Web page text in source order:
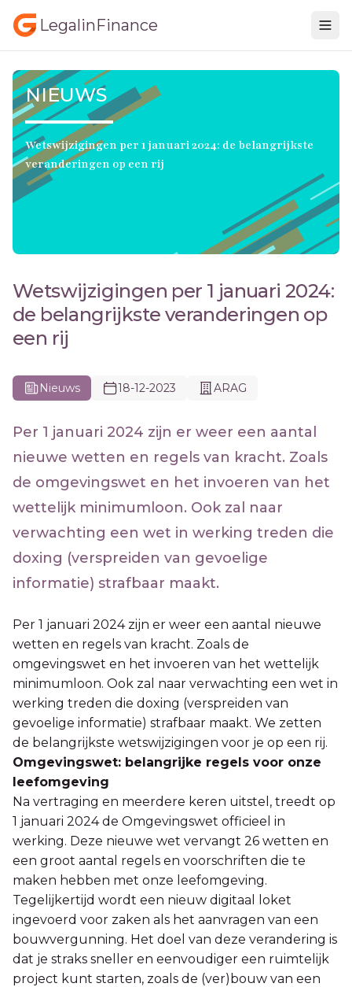
LegalinFinance
NIEUWS
Wetswijzigingen per 1 januari 2024: de belangrijkste
veranderingen op een rij
Wetswijzigingen per 1 januari 2024:
de belangrijkste veranderingen op
een rij
Nieuws 18-12-2023 ARAG
Per 1 januari 2024 zijn er weer een aantal
nieuwe wetten en regels van kracht. Zoals
de omgevingswet en het invoeren van het
wettelijk minimumloon. Ook zal naar
verwachting een wet in werking treden die
doxing (verspreiden van gevoelige
informatie) strafbaar maakt.
Per 1 januari 2024 zijn er weer een aantal nieuwe
wetten en regels van kracht. Zoals de
omgevingswet en het invoeren van het wettelijk
minimumloon. Ook zal naar verwachting een wet in
werking treden die doxing (verspreiden van
gevoelige informatie) strafbaar maakt. We zetten
de belangrijkste wetswijzigingen voor je op een rij.
Omgevingswet: belangrijke regels voor onze
leefomgeving
Na vertraging en meerdere keren uitstel, treedt op
1 januari 2024 de Omgevingswet officieel in
werking. Deze nieuwe wet vervangt 26 wetten en
een groot aantal regels en voorschriften die te
maken hebben met onze leefomgeving.
Tegelijkertijd wordt een nieuw digitaal loket
ingevoerd voor zaken als het aanvragen van een
bouwvergunning. Het doel van deze verandering is
dat je straks sneller en eenvoudiger een ruimtelijk
project kunt starten, zoals de (ver)bouw van een